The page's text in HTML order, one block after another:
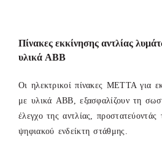
Πίνακες εκκίνησης αντλίας
υλικά ABB
Οι ηλεκτρικοί πίνακες ΜΕΤΤΑ για
με υλικά ABB, εξασφαλίζουν τη
έλεγχο της αντλίας,
ψηφιακού ενδείκτη στάθμης.